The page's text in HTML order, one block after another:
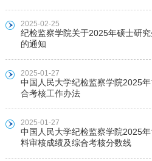
2025-02-25
纪检监察学院关于2025年硕士研
的通知
2025-01-27
中国人民大学纪检监察学院2025
合考核工作办法
2025-01-27
中国人民大学纪检监察学院2025
料审核成绩及综合考核分数线